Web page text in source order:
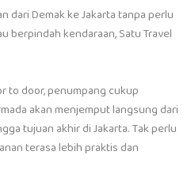
dari Demak ke Jakarta tanpa perlu
berpindah kendaraan, Satu Travel
to door, penumpang cukup
akan menjemput langsung dari
tujuan akhir di Jakarta. Tak perlu
terasa lebih praktis dan